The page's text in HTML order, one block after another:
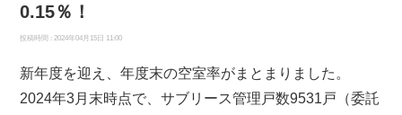
0.15％！
投稿時間 : 2024年04月15日 11:00
新年度を迎え、年度末の空室率がまとまりました。
2024年3月末時点で、サブリース管理戸数9531戸（委託